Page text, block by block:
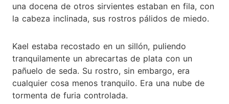
una docena de otros sirvientes estaban en fila, con
la cabeza inclinada, sus rostros pálidos de miedo.
Kael estaba recostado en un sillón, puliendo
tranquilamente un abrecartas de plata con un
pañuelo de seda. Su rostro, sin embargo, era
cualquier cosa menos tranquilo. Era una nube de
tormenta de furia controlada.